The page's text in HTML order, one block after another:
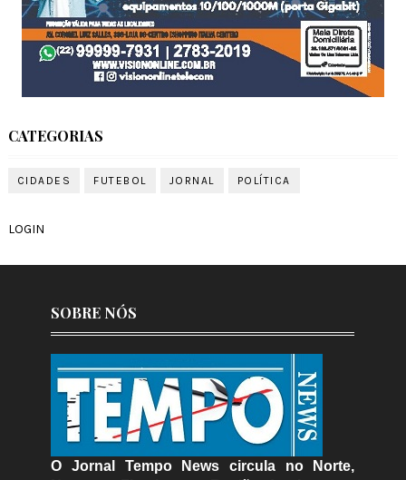
CATEGORIAS
CIDADES FUTEBOL JORNAL POLÍTICA
LOGIN
SOBRE NÓS
O Jornal Tempo News circula no Norte,